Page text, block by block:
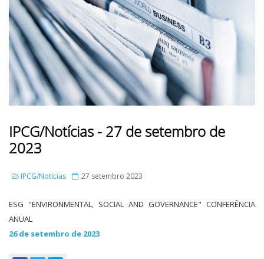
IPCG/Notícias - 27 de setembro de
2023
IPCG/Notícias 27 setembro 2023
ESG "ENVIRONMENTAL, SOCIAL AND GOVERNANCE" CONFERÊNCIA
ANUAL
26 de setembro de 2023